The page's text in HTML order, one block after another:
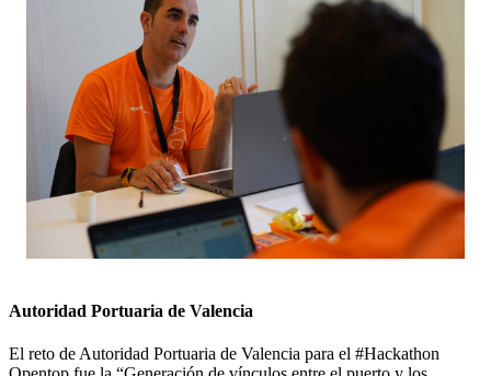
Autoridad Portuaria de Valencia
El reto de Autoridad Portuaria de Valencia para el #Hackathon